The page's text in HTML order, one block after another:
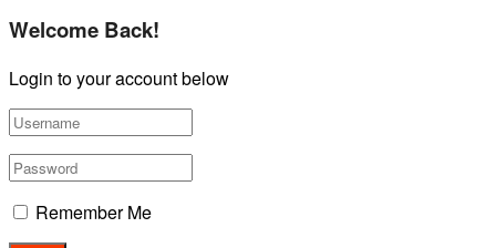
Welcome Back!
Login to your account below
Remember Me